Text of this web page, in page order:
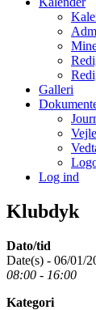
Galleri
Log ind
Klubdyk
Dato/tid
Date(s) - 06/01/
08:00 - 16:00
Kategori